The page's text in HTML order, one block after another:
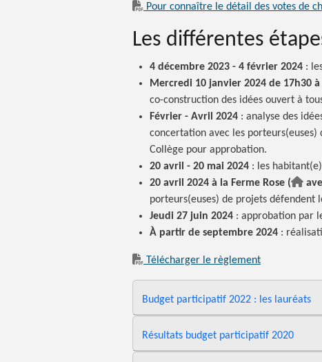
Pour connaître le détail des votes de
Les différentes
4 décembre 2023 - 4 février 2024 :
Mercredi 10 janvier 2024 de 17h30
co-construction des idées ouvert à
Février - Avril 2024 : analyse des
concertation avec les
Collège pour approbation.
20 avril - 20 mai 2024 : les
20 avril 2024 à la Ferme Rose (
porteurs(euses) de projets défendent
Jeudi 27 juin 2024 : approbation par
À partir de septembre 2024 :
Télécharger le règlement
Budget participatif 2022 : les lauréats
Résultats budget participatif 2020